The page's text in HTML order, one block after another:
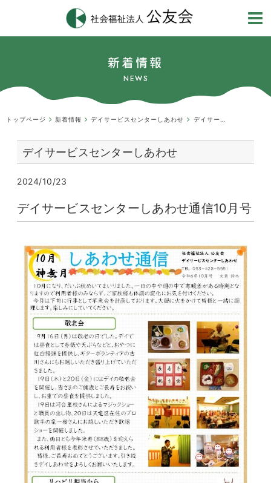
新着情報
NEWS
トップページ 新着情報 デイサービスセンターしあわせ
デイサービスセンターしあわせ
2024/10/23
デイサービスセンターしあわせ通信10月号